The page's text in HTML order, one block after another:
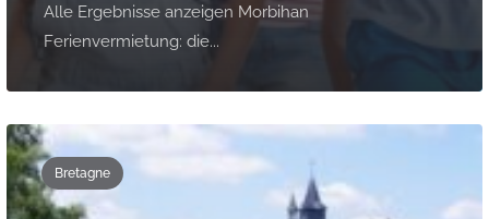
Alle Ergebnisse anzeigen Morbihan
Ferienvermietung: die...
Bretagne